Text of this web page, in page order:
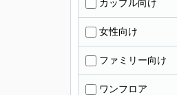
カップル向け
女性向け
ファミリー向け
ワンフロア